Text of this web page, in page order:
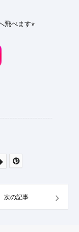
飛べます⭐︎
次の記事